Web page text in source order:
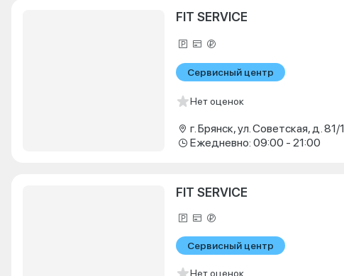
FIT SERVICE
Сервисный центр
Нет оценок
г. Брянск, ул. Советская, д. 81/1
Ежедневно: 09:00 - 21:00
FIT SERVICE
Сервисный центр
Нет оценок